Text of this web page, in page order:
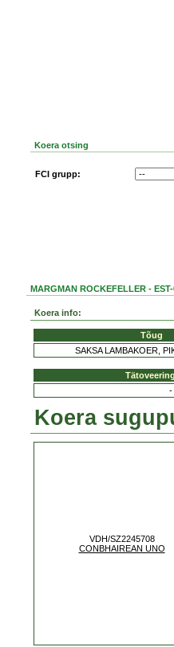
Koera otsing
FCI grupp:
MARGMAN ROCKEFELLER -
Koera info:
Tõug
SAKSA LAMBAKOER,
-
Koera
VDH/SZ2245708
CONBHAIREAN UNO